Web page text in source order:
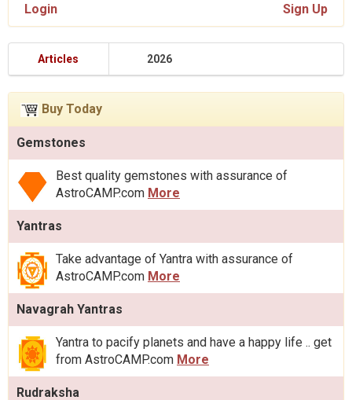
Login Sign Up
Articles 2026
Buy Today
Gemstones
Best quality gemstones with assurance of
AstroCAMP.com More
Yantras
Take advantage of Yantra with assurance of
AstroCAMP.com More
Navagrah Yantras
Yantra to pacify planets and have a happy life .. get
from AstroCAMP.com More
Rudraksha